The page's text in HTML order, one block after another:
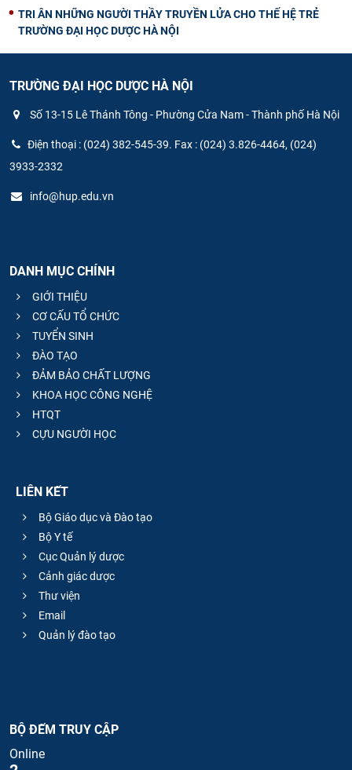
TRI ÂN NHỮNG NGƯỜI THẦY TRUYỀN LỬA CHO THẾ HỆ TRẺ
TRƯỜNG ĐẠI HỌC DƯỢC HÀ NỘI
TRƯỜNG ĐẠI HỌC DƯỢC HÀ NỘI
Số 13-15 Lê Thánh Tông - Phường Cửa Nam - Thành phố Hà Nội
Điện thoại : (024) 382-545-39. Fax : (024) 3.826-4464, (024)
3933-2332
info@hup.edu.vn
DANH MỤC CHÍNH
GIỚI THIỆU
CƠ CẤU TỔ CHỨC
TUYỂN SINH
ĐÀO TẠO
ĐẢM BẢO CHẤT LƯỢNG
KHOA HỌC CÔNG NGHỆ
HTQT
CỰU NGƯỜI HỌC
LIÊN KẾT
Bộ Giáo dục và Đào tạo
Bộ Y tế
Cục Quản lý dược
Cảnh giác dược
Thư viện
Email
Quản lý đào tạo
BỘ ĐẾM TRUY CẬP
Online